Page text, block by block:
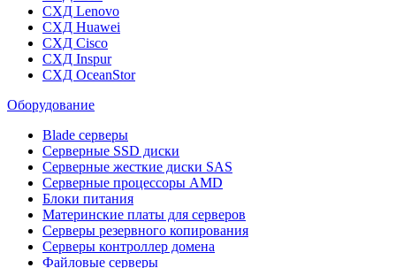
СХД Lenovo
СХД Huawei
СХД Cisco
СХД Inspur
СХД OceanStor
Оборудование
Blade серверы
Серверные SSD диски
Cерверные жесткие диски SAS
Серверные процессоры AMD
Блоки питания
Материнские платы для серверов
Серверы резервного копирования
Серверы контроллер домена
Файловые серверы